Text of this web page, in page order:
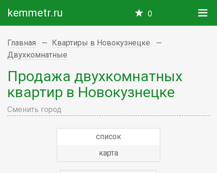
kemmetr.ru 0
Главная
Квартиры в Новокузнецке
Двухкомнатные
Продажа двухкомнатных
квартир в Новокузнецке
Сменить город
список
карта